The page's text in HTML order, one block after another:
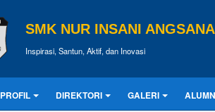
SMK NUR INSANI ANGSANA
Inspirasi, Santun, Aktif, dan Inovasi
PROFIL DIREKTORI GALERI